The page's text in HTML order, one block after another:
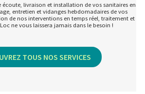
écoute, livraison et installation de vos sanitaires en
entretien et vidanges hebdomadaires de vos
de nos interventions en temps réel, traitement et
ne vous laissera jamais dans le besoin !
TOUS NOS SERVICES